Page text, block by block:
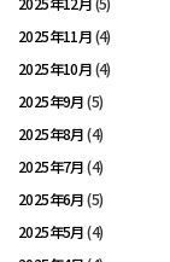
2025年11月(4)
2025年10月(4)
2025年9月(5)
2025年8月(4)
2025年7月(4)
2025年6月(5)
2025年5月(4)